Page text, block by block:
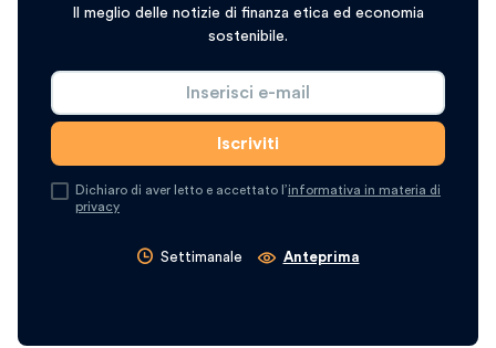
Il meglio delle notizie di finanza etica ed economia
sostenibile.
Dichiaro di aver letto e accettato l’informativa in materia di
privacy
Settimanale Anteprima